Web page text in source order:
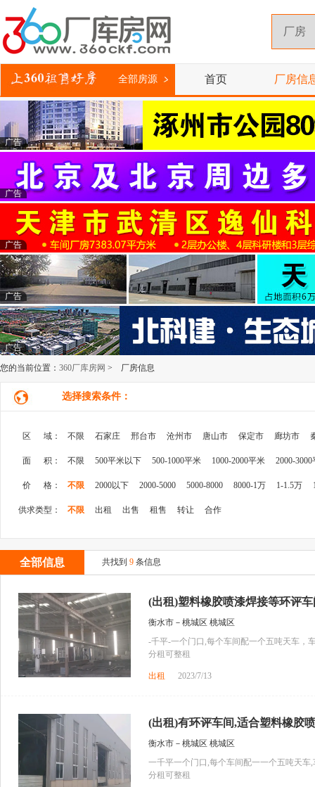
全部房源 首页 厂房信
广告
广告
广告
广告
广告
您的当前位置： 360厂库房网 > 厂房信息
选择搜索条件：
区 域： 不限 石家庄 邢台市 沧州市 唐山市 保定市 廊坊市
面 积： 不限 500平米以下 500-1000平米 1000-2000平米 2000-3000
价 格： 不限 2000以下 2000-5000 5000-8000 8000-1万 1-1.5万
供求类型： 不限 出租 出售 租售 转让 合作
全部信息 共找到 9 条信息
(出租)塑料橡胶喷漆焊接等环评车
衡水市－桃城区 桃城区
-千平-一个门口,每个车间配一个五吨天车，
分租可整租
出租 2023/7/13
(出租)有环评车间,适合塑料橡胶
衡水市－桃城区 桃城区
一千平一个门口,每个车间配一一个五吨天
分租可整租